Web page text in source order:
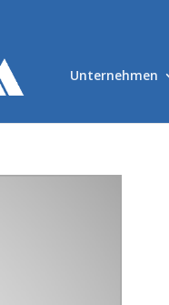
Unternehmen